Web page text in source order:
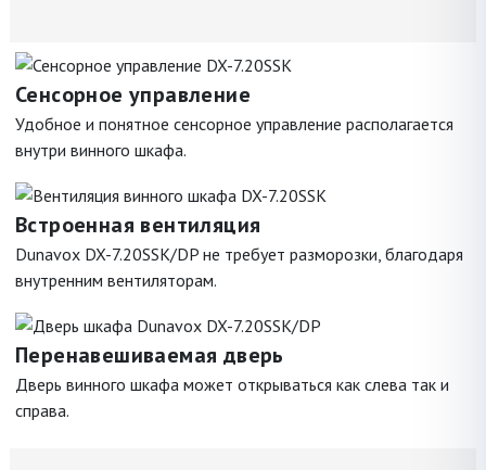
Сенсорное управление
Удобное и понятное сенсорное управление располагается
внутри винного шкафа.
Встроенная вентиляция
Dunavox DX-7.20SSK/DP не требует разморозки, благодаря
внутренним вентиляторам.
Перенавешиваемая дверь
Дверь винного шкафа может открываться как слева так и
справа.